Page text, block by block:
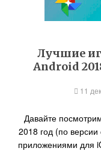
Лучшие
Android
11
Давайте
2018 год (по
приложениями для